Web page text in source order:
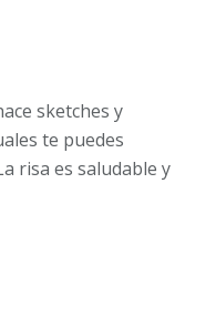
sketches y
te puedes
risa es saludable y